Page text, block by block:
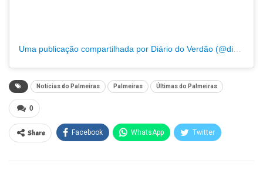
Notícias do Palmeiras Palmeiras Últimas do Palmeiras
0
Share Facebook WhatsApp Twitter